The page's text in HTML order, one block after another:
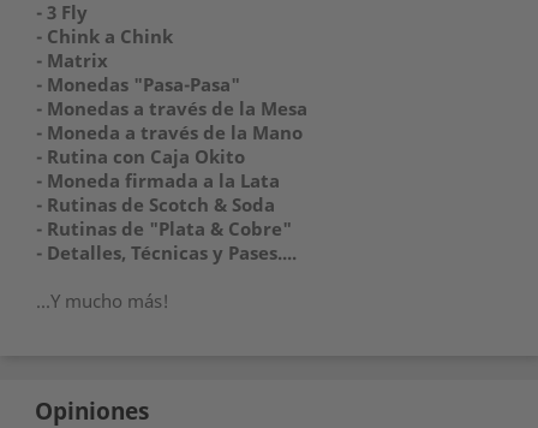
- 3 Fly
- Chink a Chink
- Matrix
- Monedas "Pasa-Pasa"
- Monedas a través de la Mesa
- Moneda a través de la Mano
- Rutina con Caja Okito
- Moneda firmada a la Lata
- Rutinas de Scotch & Soda
- Rutinas de "Plata & Cobre"
- Detalles, Técnicas y Pases....
...Y mucho más!
Opiniones